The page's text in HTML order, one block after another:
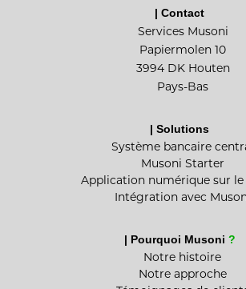
| Contact
Services Musoni
Papiermolen 10
3994 DK Houten
Pays-Bas
| Solutions
Système bancaire
Musoni Starter
Application numérique sur
Intégration avec
| Pourquoi Musoni ?
Notre histoire
Notre approche